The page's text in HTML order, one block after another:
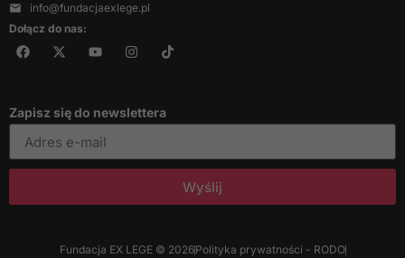
info@fundacjaexlege.pl
Dołącz do nas:
Zapisz się do newslettera
Wyślij
Fundacja EX LEGE © 2026Polityka prywatności - RODO